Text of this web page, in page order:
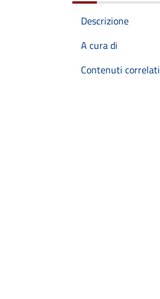
Descrizione
A cura di
Contenuti correlati